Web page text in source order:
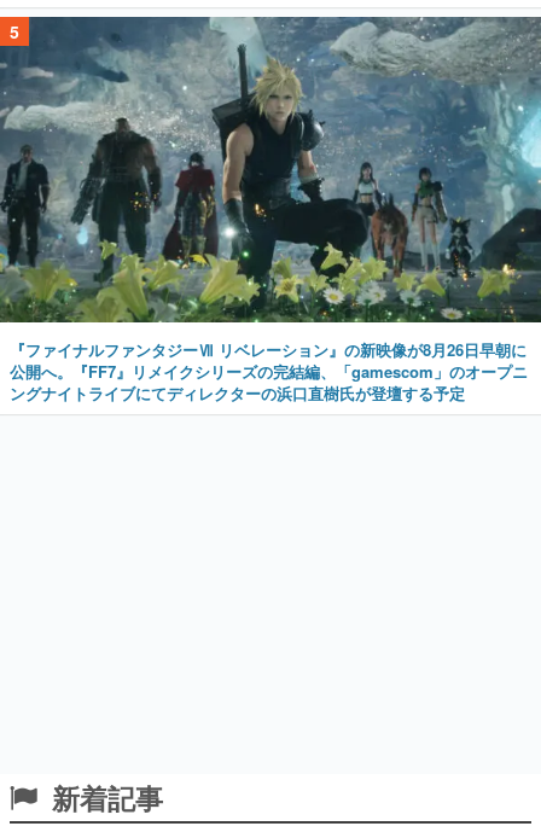
5
『ファイナルファンタジーⅦ リベレーション』の新映像が8月26日早朝に
公開へ。『FF7』リメイクシリーズの完結編、「gamescom」のオープニ
ングナイトライブにてディレクターの浜口直樹氏が登壇する予定
新着記事